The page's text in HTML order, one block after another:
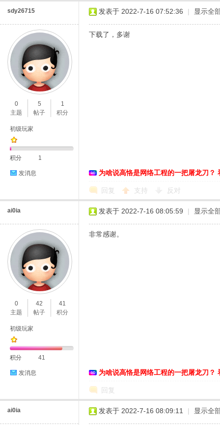
sdy26715
0
主题
5
帖子
1
积分
初级玩家
积分 1
发消息
发表于 2022-7-16 07:52:36 | 显示全
下载了，多谢
为啥说高恪是网络工程的一把屠龙刀？
回复 支持 反对
ai0ia
0
主题
42
帖子
41
积分
初级玩家
积分 41
发消息
发表于 2022-7-16 08:05:59 | 显示全
非常感谢。
为啥说高恪是网络工程的一把屠龙刀？
回复
ai0ia 发表于 2022-7-16 08:09:11 | 显示全